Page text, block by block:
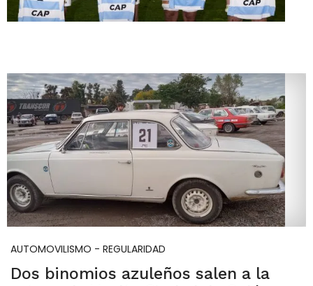
AUTOMOVILISMO - REGULARIDAD
Dos binomios azuleños salen a la